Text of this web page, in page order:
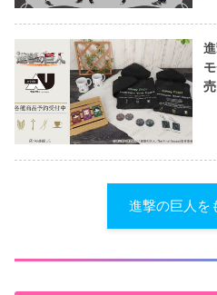
進撃の巨人を